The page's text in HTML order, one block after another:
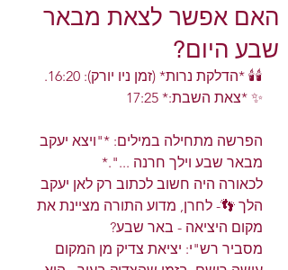
האם אפשר לצאת מבאר
שבע היום?
🕯️🕯️ *הדלקת נרות* (זמן ניו יורק): 16:20.
✨ *צאת השבת:* 17:25
הפרשה מתחילה במילים: *"ויצא יעקב
מבאר שבע וילך חרנה ...".*
לכאורה היה חשוב לכתוב רק לאן יעקב
הלך 👣- לחרן, מדוע התורה מציינת את
מקום היציאה - באר שבע?
מסביר רש"י: יציאת צדיק מן המקום